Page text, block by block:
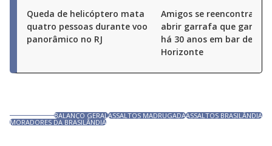
Queda de helicóptero mata
quatro pessoas durante voo
panorâmico no RJ
Amigos se reencontram
abrir garrafa que
há 30 anos em bar de
Horizonte
BALANÇO GERALASSALTOS MADRUGADAASSALTOS BRASILÂNDIA
MORADORES DA BRASILÂNDIA